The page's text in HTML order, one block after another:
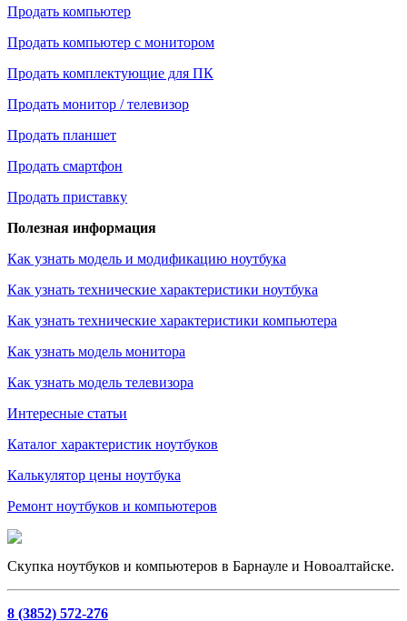
Продать компьютер
Продать компьютер с монитором
Продать комплектующие для ПК
Продать монитор / телевизор
Продать планшет
Продать смартфон
Продать приставку
Полезная информация
Как узнать модель и модификацию ноутбука
Как узнать технические характеристики ноутбука
Как узнать технические характеристики компьютера
Как узнать модель монитора
Как узнать модель телевизора
Интересные статьи
Каталог характеристик ноутбуков
Калькулятор цены ноутбука
Ремонт ноутбуков и компьютеров
Скупка ноутбуков и компьютеров в Барнауле и Новоалтайске.
8 (3852) 572-276